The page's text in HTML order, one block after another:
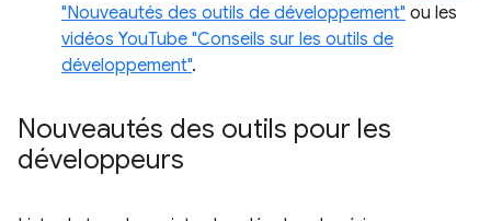
"Nouveautés des outils de développement" ou les
vidéos YouTube "Conseils sur les outils de
développement".
Nouveautés des outils pour les
développeurs